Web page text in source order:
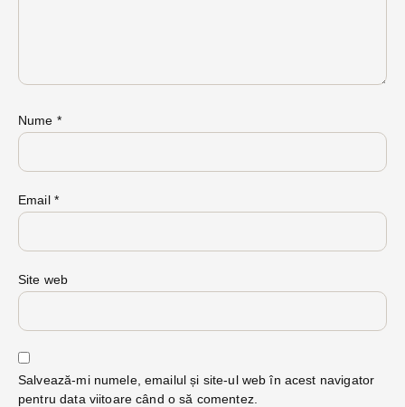
Nume *
Email *
Site web
Salvează-mi numele, emailul și site-ul web în acest navigator
pentru data viitoare când o să comentez.